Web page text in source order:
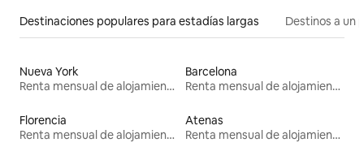
Destinaciones populares para estadías largas Destinos a un
Nueva York
Renta mensual de alojamientos
Barcelona
Renta mensual de alojamientos
Florencia
Renta mensual de alojamientos
Atenas
Renta mensual de alojamientos